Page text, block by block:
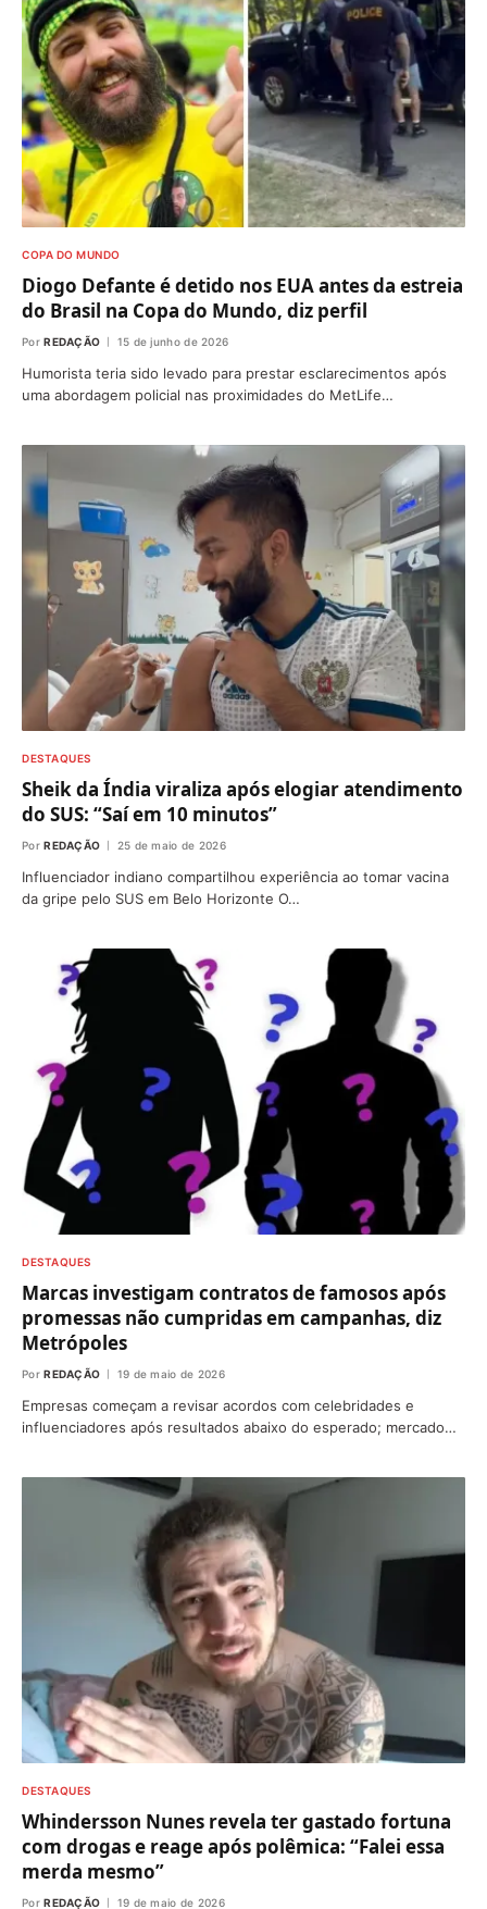
COPA DO MUNDO
Diogo Defante é detido nos EUA antes da estreia
do Brasil na Copa do Mundo, diz perfil
Por REDAÇÃO 15 de junho de 2026
Humorista teria sido levado para prestar esclarecimentos após
uma abordagem policial nas proximidades do MetLife…
DESTAQUES
Sheik da Índia viraliza após elogiar atendimento
do SUS: “Saí em 10 minutos”
Por REDAÇÃO 25 de maio de 2026
Influenciador indiano compartilhou experiência ao tomar vacina
da gripe pelo SUS em Belo Horizonte O…
DESTAQUES
Marcas investigam contratos de famosos após
promessas não cumpridas em campanhas, diz
Metrópoles
Por REDAÇÃO 19 de maio de 2026
Empresas começam a revisar acordos com celebridades e
influenciadores após resultados abaixo do esperado; mercado…
DESTAQUES
Whindersson Nunes revela ter gastado fortuna
com drogas e reage após polêmica: “Falei essa
merda mesmo”
Por REDAÇÃO 19 de maio de 2026